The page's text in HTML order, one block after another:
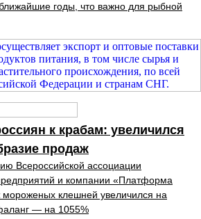
годы, что важно для рыбной
к крабам: увеличился
продаж
Всероссийской ассоциации
и компании «Платформа
клешней увеличился на
— на 1055%